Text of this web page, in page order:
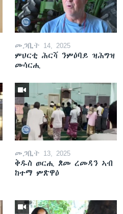
መጋቢት 14, 2025
ምህርቲ ሕርሻ ንምዕባይ ዝሕግዝ
መሳርሒ
መጋቢት 13, 2025
ቅዱስ ወርሒ ጾመ ረመዳን ኣብ
ከተማ ምጽዋዕ